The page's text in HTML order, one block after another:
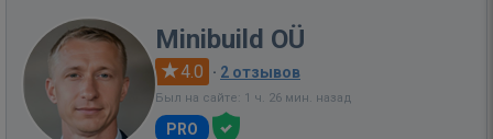
Minibuild OÜ
4.0 · 2 отзывов
Был на сайте: 1 ч. 26 мин. назад
PRO